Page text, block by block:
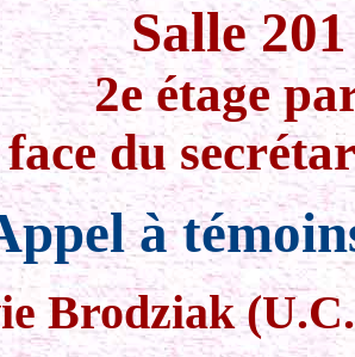
Salle
2e étage
du
à
Brodziak